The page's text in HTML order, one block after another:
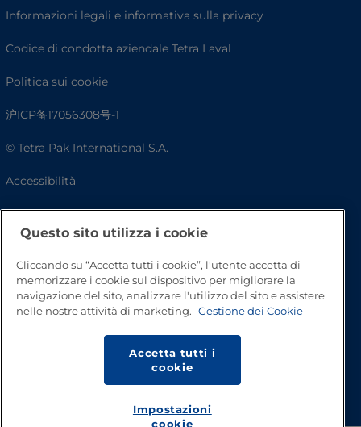
Informazioni legali e informativa sulla privacy
Codice di condotta aziendale Tetra Laval
Politica sui cookie
沪ICP备17056308号-1
© Tetra Pak International S.A.
Accessibilità
FAQ
Questo sito utilizza i cookie
Cliccando su “Accetta tutti i cookie”, l'utente accetta di
memorizzare i cookie sul dispositivo per migliorare la
navigazione del sito, analizzare l'utilizzo del sito e assistere
nelle nostre attività di marketing. Gestione dei Cookie
Accetta tutti i
cookie
Impostazioni
cookie